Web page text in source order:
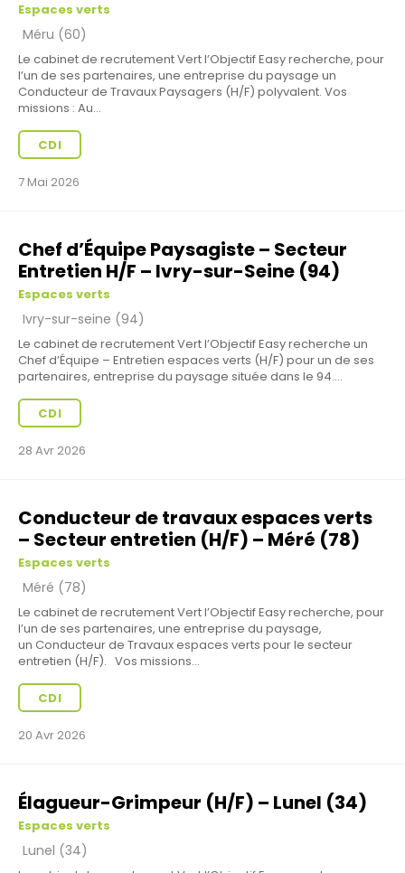
Espaces verts
Méru (60)
Le cabinet de recrutement Vert l’Objectif Easy recherche, pour
l’un de ses partenaires, une entreprise du paysage un
Conducteur de Travaux Paysagers (H/F) polyvalent. Vos
missions : Au...
CDI
7 Mai 2026
Chef d’Équipe Paysagiste – Secteur
Entretien H/F – Ivry-sur-Seine (94)
Espaces verts
Ivry-sur-seine (94)
Le cabinet de recrutement Vert l’Objectif Easy recherche un
Chef d’Équipe – Entretien espaces verts (H/F) pour un de ses
partenaires, entreprise du paysage située dans le 94....
CDI
28 Avr 2026
Conducteur de travaux espaces verts
– Secteur entretien (H/F) – Méré (78)
Espaces verts
Méré (78)
Le cabinet de recrutement Vert l’Objectif Easy recherche, pour
l’un de ses partenaires, une entreprise du paysage,
un Conducteur de Travaux espaces verts pour le secteur
entretien (H/F). Vos missions...
CDI
20 Avr 2026
Élagueur-Grimpeur (H/F) – Lunel (34)
Espaces verts
Lunel (34)